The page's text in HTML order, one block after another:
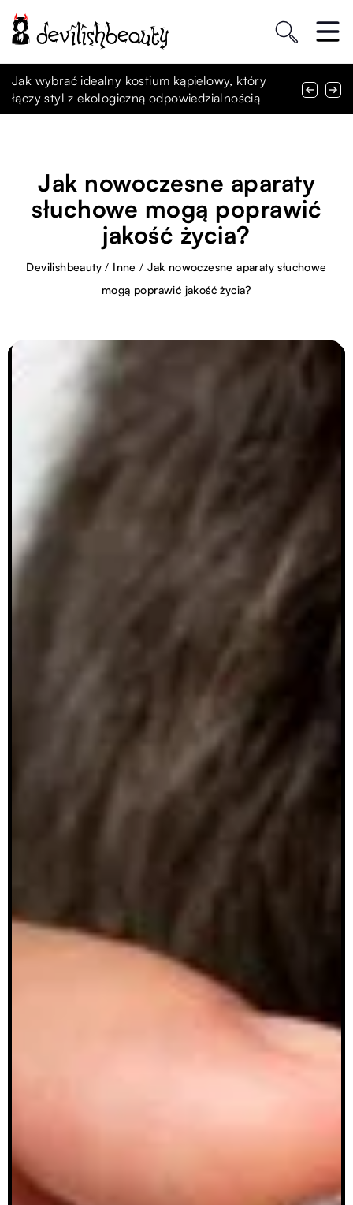
Jak wybrać idealny krem na noc dla Twojego
typu skóry?
Jak wybrać idealny kostium kąpielowy, który
łączy styl z ekologiczną odpowiedzialnością
Jakie techniki makijażu pozwalają uzyskać
promienny wygląd na co dzień?
Jak nowoczesne aparaty
słuchowe mogą poprawić
jakość życia?
Devilishbeauty / Inne /Jak nowoczesne aparaty słuchowe
mogą poprawić jakość życia?